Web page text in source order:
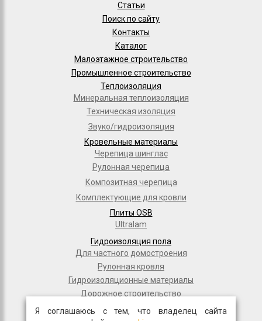
Статьи
Поиск по сайту
Контакты
Каталог
Малоэтажное строительство
Промышленное строительство
Теплоизоляция
Минеральная теплоизоляция
Техническая изоляция
Звуко/гидроизоляция
Кровельные материалы
Черепица шинглас
Рулонная черепица
Композитная черепица
Комплектующие для кровли
Плиты OSB
Ultralam
Гидроизоляция пола
Для частного домостроения
Рулонная кровля
Гидроизоляционные материалы
Дорожное строительство
Я соглашаюсь с тем, что владелец сайта